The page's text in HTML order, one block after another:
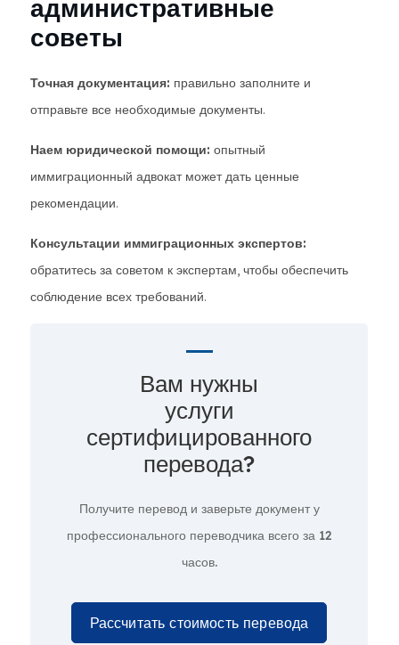
административные
советы
Точная документация: правильно заполните и
отправьте все необходимые документы.
Наем юридической помощи: опытный
иммиграционный адвокат может дать ценные
рекомендации.
Консультации иммиграционных экспертов:
обратитесь за советом к экспертам, чтобы обеспечить
соблюдение всех требований.
Вам нужны
услуги
сертифицированного
перевода?
Получите перевод и заверьте документ у
профессионального переводчика всего за 12
часов.
Рассчитать стоимость перевода